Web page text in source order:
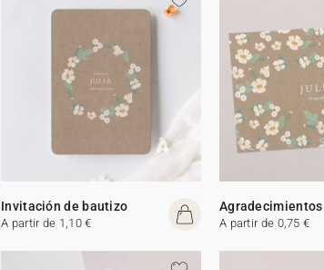
Invitación de bautizo
A partir de 1,10 € A partir de 0,75 €